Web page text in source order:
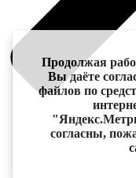
Продолжая
Вы даёте
файлов по
согласны,